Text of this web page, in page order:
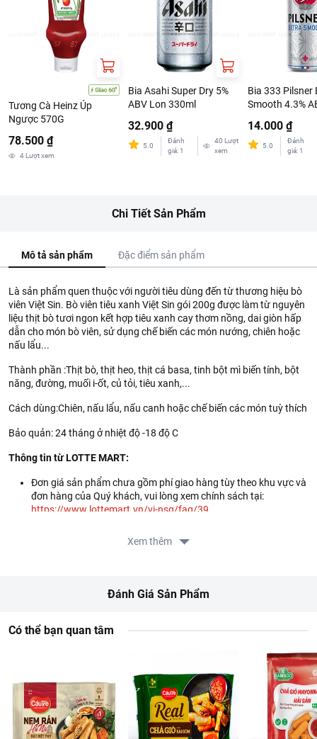
Tương Cà Heinz Úp
Ngược 570G
78.500 ₫
4Lượt xem
Bia Asahi Super Dry 5%
ABV Lon 330ml
32.900 ₫
5.0
Đánh
giá: 1
40 Lượt
xem
Bia 333 Pilsner
Smooth 4.3%
14.000 ₫
5.0
Đánh
giá: 1
Chi Tiết Sản Phẩm
Mô tả sản phẩm Đặc điểm sản phẩm
Là sản phẩm quen thuộc với người tiêu dùng đến từ thương hiệu bò
viên Việt Sin. Bò viên tiêu xanh Việt Sin gói 200g được làm từ nguyên
liệu thịt bò tươi ngon kết hợp tiêu xanh cay thơm nồng, dai giòn hấp
dẫn cho món bò viên, sử dụng chế biến các món nướng, chiên hoặc
nấu lẩu...
Thành phần :Thịt bò, thịt heo, thịt cá basa, tinh bột mì biến tính, bột
năng, đường, muối i-ốt, củ tỏi, tiêu xanh,...
Cách dùng:Chiên, nấu lẩu, nấu canh hoặc chế biến các món tuỳ thích
Bảo quản: 24 tháng ở nhiệt độ -18 độ C
Thông tin từ LOTTE MART:
Đơn giá sản phẩm chưa gồm phí giao hàng tùy theo khu vực và
đơn hàng của Quý khách, vui lòng xem chính sách tại:
https://www.lottemart.vn/vi-nsg/faq/39
Xem thêm
Đánh Giá Sản Phẩm
Có thể bạn quan tâm